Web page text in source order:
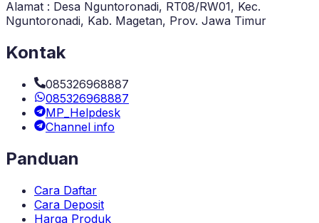
Alamat : Desa Nguntoronadi, RT08/RW01, Kec.
Nguntoronadi, Kab. Magetan, Prov. Jawa Timur
Kontak
085326968887
085326968887
MP_Helpdesk
Channel info
Panduan
Cara Daftar
Cara Deposit
Harga Produk